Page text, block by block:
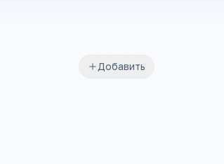
Добавить